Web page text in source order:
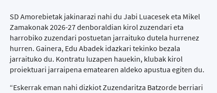
SD Amorebietak jakinarazi nahi du Jabi Luacesek eta Mikel
Zamakonak 2026-27 denboraldian kirol zuzendari eta
harrobiko zuzendari postuetan jarraituko dutela hurrenez
hurren. Gainera, Edu Abadek idazkari tekinko bezala
jarraituko du. Kontratu luzapen hauekin, klubak kirol
proiektuari jarraipena ematearen aldeko apustua egiten du.
“Eskerrak eman nahi dizkiot Zuzendaritza Batzorde berriari